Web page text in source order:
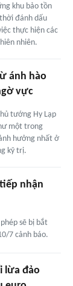
khu bảo tồn
đánh dấu
thực hiện các
nhiên.
ánh hào
vực
tướng Hy Lạp
một trong
hưởng nhất ở
kỹ trị.
nhận
sẽ bị bắt
7 cảnh báo.
lừa đảo